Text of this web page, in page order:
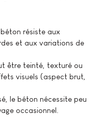
béton résiste aux
et aux variations de
être teinté, texturé ou
visuels (aspect brut,
le béton nécessite peu
occasionnel.